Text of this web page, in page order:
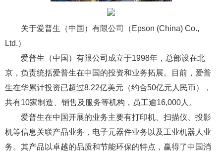
关于爱普生（中国）有限公司（Epson (China) Co.,
Ltd.）
爱普生（中国）有限公司成立于1998年，总部设在北
京，负责统括爱普生在中国的投资和业务拓展。目前，爱普
生在华累计投资已超过8.22亿美元（约合50亿元人民币），
共有10家制造、销售及服务等机构，员工逾16,000人。
爱普生在中国开展的业务主要有打印机、扫描仪、投影
机等信息关联产品业务，电子元器件业务以及工业机器人业
务。其产品以卓越的品质和节能环保的特点，赢得了中国消